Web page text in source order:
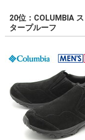
20位：COLUMBIA
タープルーフ